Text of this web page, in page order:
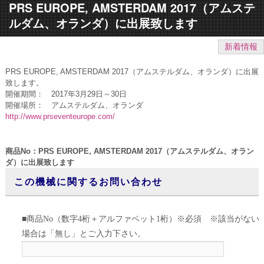
PRS EUROPE, AMSTERDAM 2017（アムステ
ルダム、オランダ）に出展致します
新着情報
PRS EUROPE, AMSTERDAM 2017（アムステルダム、オランダ）に出展
致します。
開催期間： 2017年3月29日～30日
開催場所： アムステルダム、オランダ
http://www.prseventeurope.com/
商品No：PRS EUROPE, AMSTERDAM 2017（アムステルダム、オラン
ダ）に出展致します
この機械に関するお問い合わせ